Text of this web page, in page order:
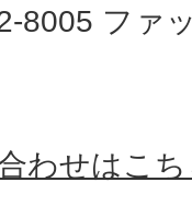
8005 ファ
わせはこ